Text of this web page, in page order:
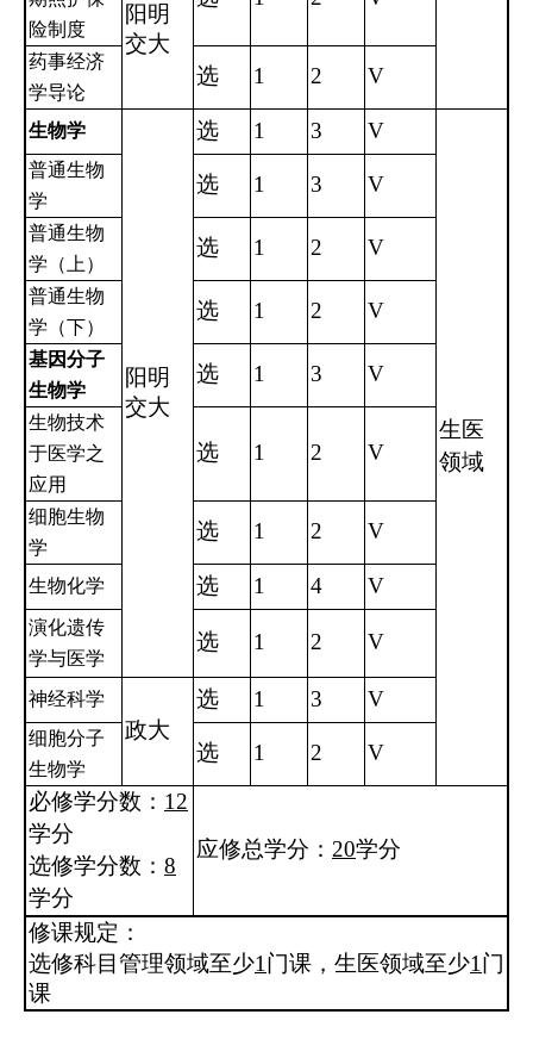
险制度
阳明
交大
药事经济
学导论
选 1 2 V
生物学
阳明
交大
选 1 3 V
生医
领域
普通生物
学
选 1 3 V
普通生物
学（上）
选 1 2 V
普通生物
学（下）
选 1 2 V
基因分子
生物学
选 1 3 V
生物技术
于医学之
应用
选 1 2 V
细胞生物
学
选 1 2 V
生物化学 选 1 4 V
演化遗传
学与医学
选 1 2 V
神经科学
政大
选 1 3 V
细胞分子
生物学
选 1 2
V
必修学分数： 12
学分
选修学分数： 8
学分
应修总学分： 20学分
修课规定：
选修科目管理领域至少1门课，生医领域至少1门
课